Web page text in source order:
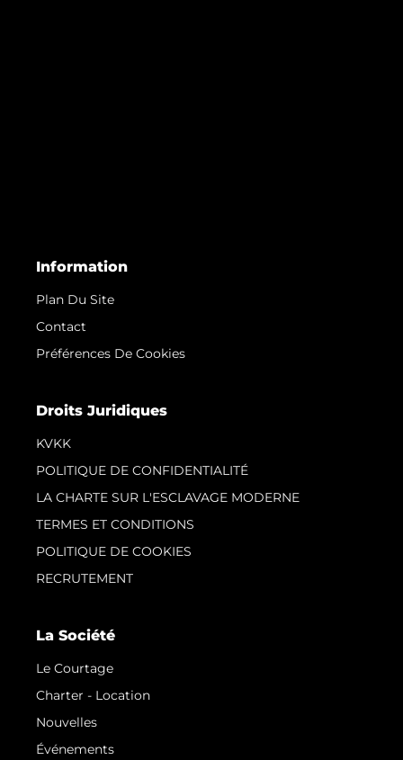
Information
Plan Du Site
Contact
Préférences De Cookies
Droits Juridiques
KVKK
POLITIQUE DE CONFIDENTIALITÉ
LA CHARTE SUR L'ESCLAVAGE MODERNE
TERMES ET CONDITIONS
POLITIQUE DE COOKIES
RECRUTEMENT
La Société
Le Courtage
Charter - Location
Nouvelles
Événements